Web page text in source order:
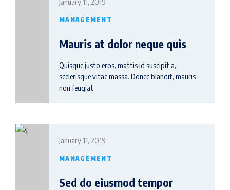
MANAGEMENT
Mauris at dolor neque quis
Quisque justo eros, mattis id suscipit a,
scelerisque vitae massa. Donec blandit, mauris
non feugiat
January 11, 2019
MANAGEMENT
Sed do eiusmod tempor